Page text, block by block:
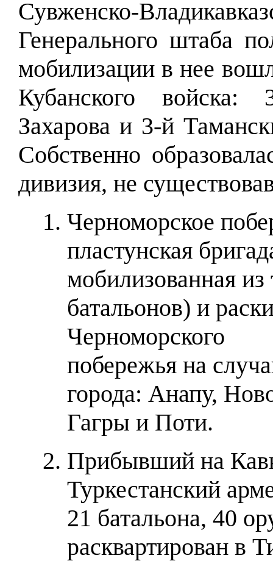
Сувженско-
Генерального штаба
мобилизации в нее
Кубанского войска:
Захарова и 3-й
Собственно
дивизия, не
Черноморское
пластунская
мобилизованная из
батальонов) и
Черноморского
побережья на
города: Анапу,
Гагры и Поти.
Прибывший на
Туркестанский
21 батальона, 40
расквартирован в